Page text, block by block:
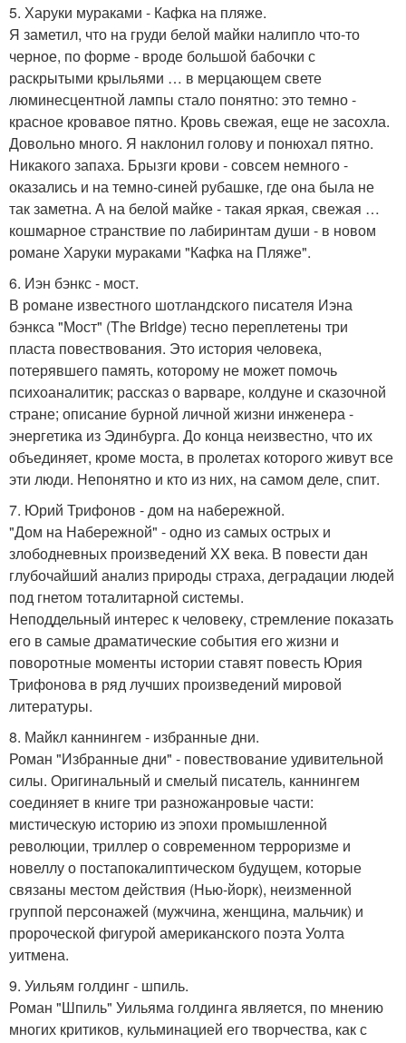
5. Харуки мураками - Кафка на пляже.
Я заметил, что на груди белой майки налипло что-то
черное, по форме - вроде большой бабочки с
раскрытыми крыльями … в мерцающем свете
люминесцентной лампы стало понятно: это темно -
красное кровавое пятно. Кровь свежая, еще не засохла.
Довольно много. Я наклонил голову и понюхал пятно.
Никакого запаха. Брызги крови - совсем немного -
оказались и на темно-синей рубашке, где она была не
так заметна. А на белой майке - такая яркая, свежая …
кошмарное странствие по лабиринтам души - в новом
романе Харуки мураками "Кафка на Пляже".
6. Иэн бэнкс - мост.
В романе известного шотландского писателя Иэна
бэнкса "Мост" (The Bridge) тесно переплетены три
пласта повествования. Это история человека,
потерявшего память, которому не может помочь
психоаналитик; рассказ о варваре, колдуне и сказочной
стране; описание бурной личной жизни инженера -
энергетика из Эдинбурга. До конца неизвестно, что их
объединяет, кроме моста, в пролетах которого живут все
эти люди. Непонятно и кто из них, на самом деле, спит.
7. Юрий Трифонов - дом на набережной.
"Дом на Набережной" - одно из самых острых и
злободневных произведений XX века. В повести дан
глубочайший анализ природы страха, деградации людей
под гнетом тоталитарной системы.
Неподдельный интерес к человеку, стремление показать
его в самые драматические события его жизни и
поворотные моменты истории ставят повесть Юрия
Трифонова в ряд лучших произведений мировой
литературы.
8. Майкл каннингем - избранные дни.
Роман "Избранные дни" - повествование удивительной
силы. Оригинальный и смелый писатель, каннингем
соединяет в книге три разножанровые части:
мистическую историю из эпохи промышленной
революции, триллер о современном терроризме и
новеллу о постапокалиптическом будущем, которые
связаны местом действия (Нью-йорк), неизменной
группой персонажей (мужчина, женщина, мальчик) и
пророческой фигурой американского поэта Уолта
уитмена.
9. Уильям голдинг - шпиль.
Роман "Шпиль" Уильяма голдинга является, по мнению
многих критиков, кульминацией его творчества, как с